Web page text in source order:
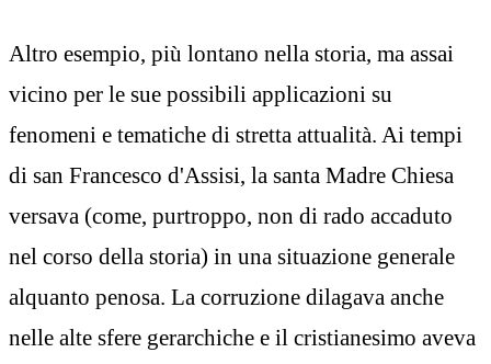
Altro esempio, più lontano nella storia, ma assai
vicino per le sue possibili applicazioni su
fenomeni e tematiche di stretta attualità. Ai tempi
di san Francesco d'Assisi, la santa Madre Chiesa
versava (come, purtroppo, non di rado accaduto
nel corso della storia) in una situazione generale
alquanto penosa. La corruzione dilagava anche
nelle alte sfere gerarchiche e il cristianesimo aveva